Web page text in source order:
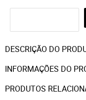
DESCRIÇÃO DO
INFORMAÇÕES DO
PRODUTOS